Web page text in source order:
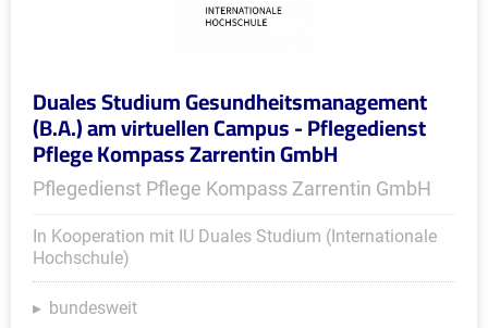
Duales Studium Gesundheitsmanagement
(B.A.) am virtuellen Campus - Pflegedienst
Pflege Kompass Zarrentin GmbH
Pflegedienst Pflege Kompass Zarrentin GmbH
In Kooperation mit IU Duales Studium (Internationale
Hochschule)
bundesweit